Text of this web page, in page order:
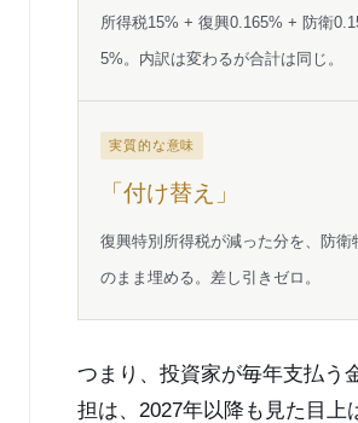
所得税15% + 復興0.165% + 防衛
5%。内訳は変わるが合計は同じ。
実質的な意味
「付け替え」
復興特別所得税が減った分を、防衛
のまま埋める。差し引きゼロ。
つまり、投資家が毎年支払う
担は、2027年以降も見た目上